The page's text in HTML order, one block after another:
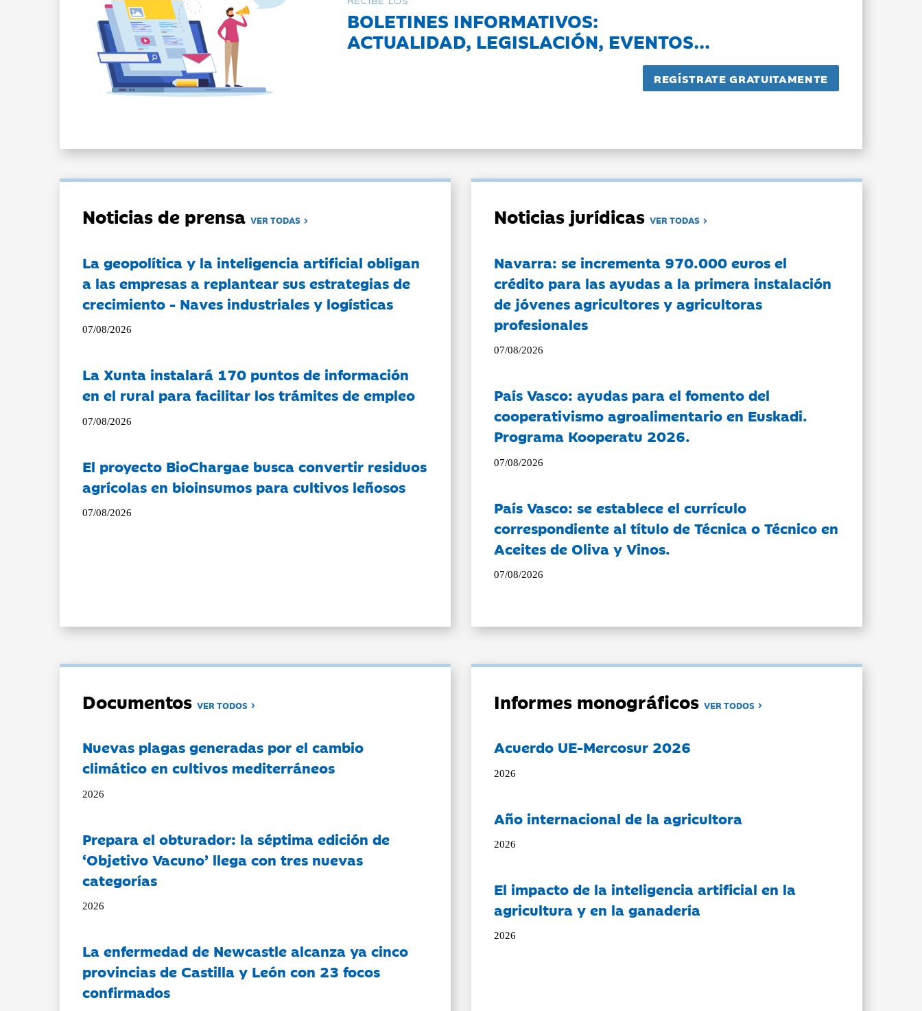
BOLETINES INFORMATIVOS:
ACTUALIDAD, LEGISLACIÓN, EVENTOS...
Noticias de prensaVER TODAS
La geopolítica y la inteligencia artificial obligan
a las empresas a replantear sus estrategias de
crecimiento - Naves industriales y logísticas
07/08/2026
La Xunta instalará 170 puntos de información
en el rural para facilitar los trámites de empleo
07/08/2026
El proyecto BioChargae busca convertir residuos
agrícolas en bioinsumos para cultivos leñosos
07/08/2026
Noticias jurídicasVER TODAS
Navarra: se incrementa 970.000 euros el
crédito para las ayudas a la primera instalación
de jóvenes agricultores y agricultoras
profesionales
07/08/2026
País Vasco: ayudas para el fomento del
cooperativismo agroalimentario en Euskadi.
Programa Kooperatu 2026.
07/08/2026
País Vasco: se establece el currículo
correspondiente al título de Técnica o Técnico en
Aceites de Oliva y Vinos.
07/08/2026
DocumentosVER TODOS
Nuevas plagas generadas por el cambio
climático en cultivos mediterráneos
2026
Prepara el obturador: la séptima edición de
‘Objetivo Vacuno’ llega con tres nuevas
categorías
2026
La enfermedad de Newcastle alcanza ya cinco
provincias de Castilla y León con 23 focos
confirmados
Informes monográficosVER TODOS
Acuerdo UE-Mercosur 2026
2026
Año internacional de la agricultora
2026
El impacto de la inteligencia artificial en la
agricultura y en la ganadería
2026